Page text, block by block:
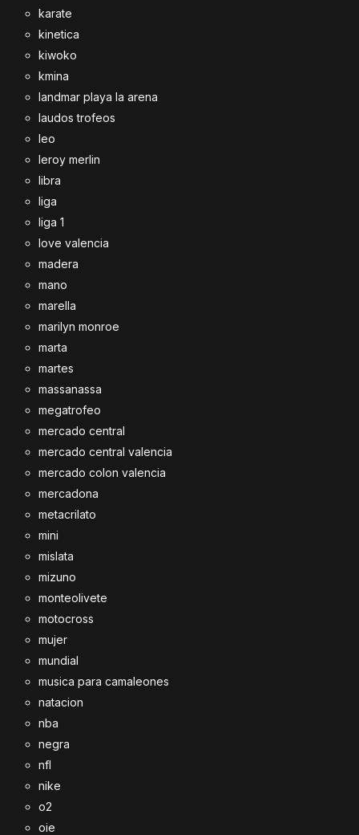
karate
kinetica
kiwoko
kmina
landmar playa la arena
laudos trofeos
leo
leroy merlin
libra
liga
liga 1
love valencia
madera
mano
marella
marilyn monroe
marta
martes
massanassa
megatrofeo
mercado central
mercado central valencia
mercado colon valencia
mercadona
metacrilato
mini
mislata
mizuno
monteolivete
motocross
mujer
mundial
musica para camaleones
natacion
nba
negra
nfl
nike
o2
oie